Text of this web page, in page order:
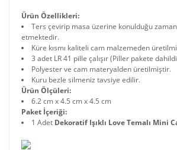
Ürün Özellikleri:
Ters çevirip masa üzerine konulduğu
etmektedir.
Küre kısmı kaliteli cam malzemeden
3 adet LR 41 pille çalışır (Piller pakete
Polyester ve cam materyalden üretilmiştir.
Kuru bezle silmeniz tavsiye edilir.
Ürün Ölçüleri:
6.2 cm x 4.5 cm x 4.5 cm
Paket İçeriği:
1 Adet Dekoratif Işıklı Love Temalı Mini